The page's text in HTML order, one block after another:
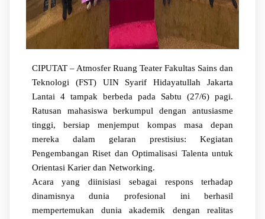
CIPUTAT – Atmosfer Ruang Teater Fakultas Sains dan
Teknologi (FST) UIN Syarif Hidayatullah Jakarta
Lantai 4 tampak berbeda pada Sabtu (27/6) pagi.
Ratusan mahasiswa berkumpul dengan antusiasme
tinggi, bersiap menjemput kompas masa depan
mereka dalam gelaran prestisius: Kegiatan
Pengembangan Riset dan Optimalisasi Talenta untuk
Orientasi Karier dan Networking.
Acara yang diinisiasi sebagai respons terhadap
dinamisnya dunia profesional ini berhasil
mempertemukan dunia akademik dengan realitas